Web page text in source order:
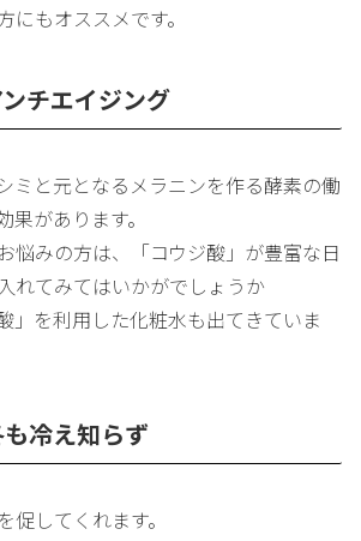
にもオススメです。
チエイジング
ミと元となるメラニンを作る酵素の働
果があります。
悩みの方は、「コウジ酸」が豊富な日
れてみてはいかがでしょうか
」を利用した化粧水も出てきていま
冷え知らず
促してくれます。